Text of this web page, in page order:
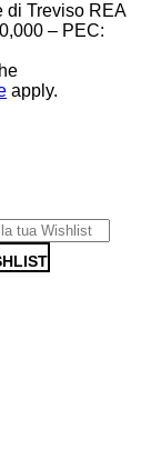
di Treviso REA
– PEC:
apply.